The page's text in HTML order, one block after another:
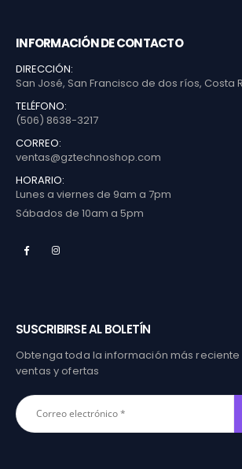
INFORMACIÓN DE CONTACTO
DIRECCIÓN:
San José, San Francisco de dos ríos, Costa
TELÉFONO:
(506) 8638-3217
CORREO:
ventas@gztechnoshop.com
HORARIO:
Lunes a viernes de 9am a 7pm
Sábados de 10am a 5pm
SUSCRIBIRSE AL BOLETÍN
Obtenga toda la información más
ventas y ofertas